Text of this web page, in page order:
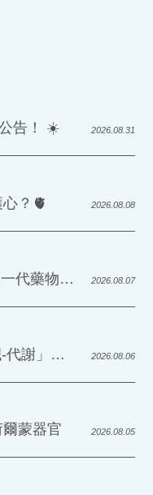
告！ ☀️
2026.08.31
？🫀
2026.08.08
✨肥胖、糖尿病與脂肪肝及新一代藥物突破 🥩
2026.08.07
🫀近9成成年人陷「心臟-腎臟-代謝」密網
2026.08.06
蒙器官
2026.08.05